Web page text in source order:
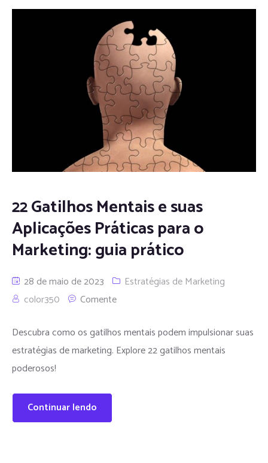
22 Gatilhos Mentais e suas
Aplicações Práticas para o
Marketing: guia prático
28 de maio de 2023
Estratégias de Marketing
color350
Comente
Descubra como os gatilhos mentais podem impulsionar suas
estratégias de marketing. Explore 22 gatilhos mentais
poderosos!
Continuar lendo